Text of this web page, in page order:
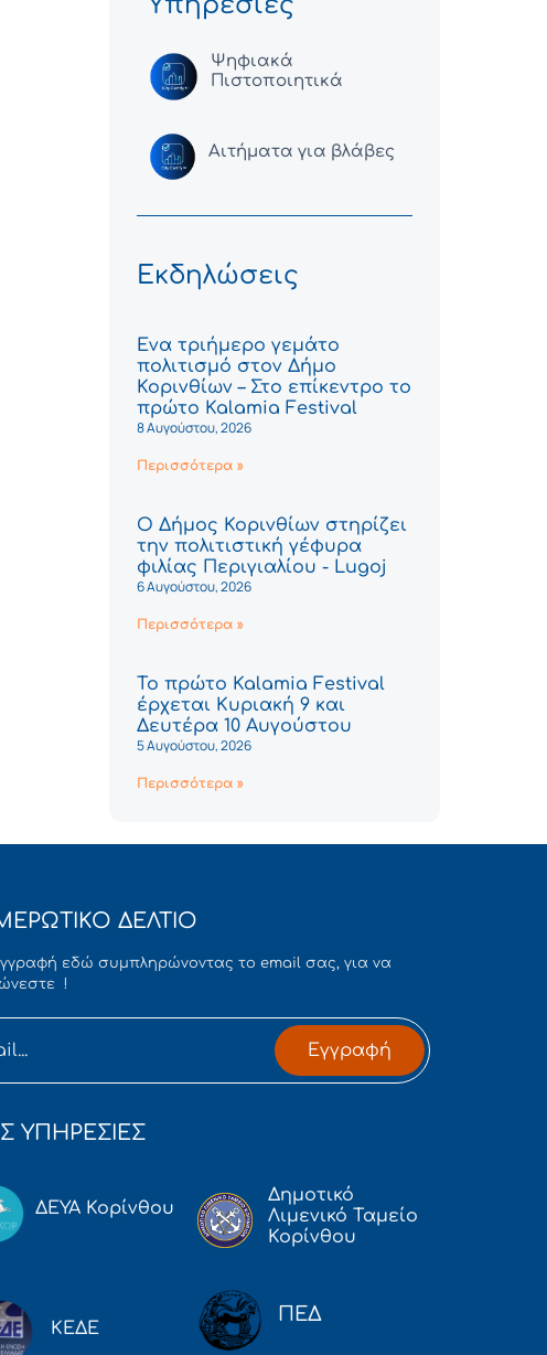
Ψηφιακά
Πιστοποιητικά
Αιτήματα για βλάβες
Εκδηλώσεις
Ένα τριήμερο γεμάτο
πολιτισμό στον Δήμο
Κορινθίων – Στο επίκεντρο το
πρώτο Kalamia Festival
8 Αυγούστου, 2026
Περισσότερα »
Ο Δήμος Κορινθίων στηρίζει
την πολιτιστική γέφυρα
φιλίας Περιγιαλίου - Lugoj
6 Αυγούστου, 2026
Περισσότερα »
Το πρώτο Kalamia Festival
έρχεται Κυριακή 9 και
Δευτέρα 10 Αυγούστου
5 Αυγούστου, 2026
Περισσότερα »
ΔΕΛΤΙΟ
εδώ συμπληρώνοντας το email σας, για να
!
Εγγραφή
ΥΠΗΡΕΣΙΕΣ
ΔΕΥΑ Κορίνθου
Δημοτικό
Λιμενικό Ταμείο
Κορίνθου
ΚΕΔΕ
ΠΕΔ